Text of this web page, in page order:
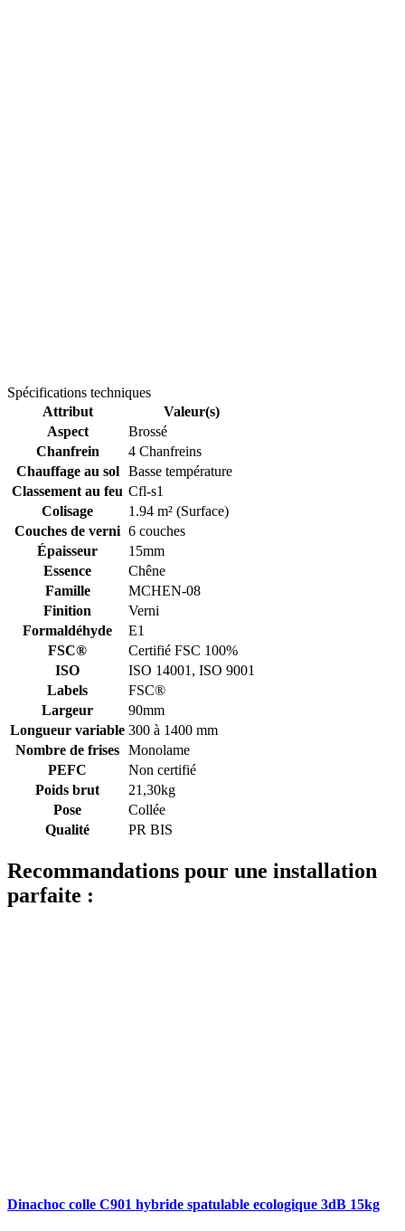
Spécifications techniques
Attribut
Valeur(s)
Aspect
Brossé
Chanfrein
4 Chanfreins
Chauffage au sol
Basse température
Classement au feu Cfl-s1
Colisage
1.94 m² (Surface)
Couches de verni 6 couches
Épaisseur
15mm
Essence
Chêne
Famille
MCHEN-08
Finition
Verni
Formaldéhyde
E1
FSC®
Certifié FSC 100%
ISO
ISO 14001, ISO 9001
Labels
FSC®
Largeur
90mm
Longueur variable 300 à 1400 mm
Nombre de frises Monolame
PEFC
Non certifié
Poids brut
21,30kg
Pose
Collée
Qualité
PR BIS
Recommandations pour une installation
parfaite :
Dinachoc colle C901 hybride spatulable ecologique 3dB 15kg